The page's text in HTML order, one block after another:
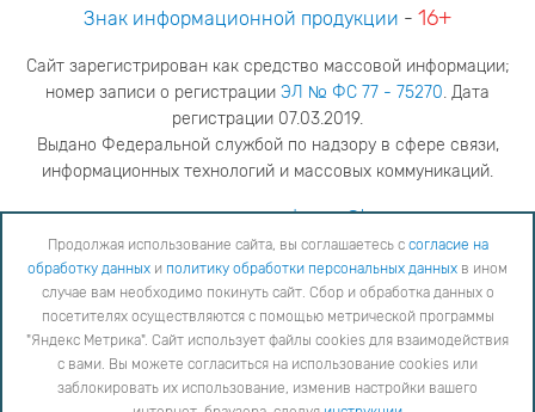
Знак информационной продукции - 16+
Сайт зарегистрирован как средство массовой информации;
номер записи о регистрации ЭЛ № ФС 77 - 75270. Дата
регистрации 07.03.2019.
Выдано Федеральной службой по надзору в сфере связи,
информационных технологий и массовых коммуникаций.
адрес редакцииya.stogova@ksc.ru
телефон редакции81555-79-516
Продолжая использование сайта, вы соглашаетесь с согласие на обработку данных
обработки персональных данных
в ином случае вам необходимо покинуть сайт. Сбор и обработка
данных о посетителях осуществляются с помощью метрической программы "Яндекс Метрика".
Сайт использует файлы cookies для взаимодействия с вами. Вы можете согласиться на
использование cookies или заблокировать их использование, изменив настройки вашего интернет-
Продолжая использование сайта, вы соглашаетесь с согласие на
обработку данных и политику обработки персональных данных в ином
случае вам необходимо покинуть сайт. Сбор и обработка данных о
посетителях осуществляются с помощью метрической программы
"Яндекс Метрика". Сайт использует файлы cookies для взаимодействия
с вами. Вы можете согласиться на использование cookies или
заблокировать их использование, изменив настройки вашего